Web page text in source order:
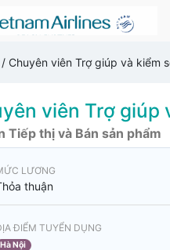
/ Chuyên viên Trợ giúp và kiểm
viên Trợ giúp
Tiếp thị và Bán sản phẩm
LƯƠNG
thuận
ĐIỂM TUYỂN DỤNG
Hà Nội